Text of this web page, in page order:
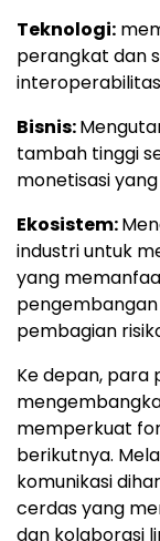
Teknologi:
perangkat dan
Bisnis:
tambah tinggi
monetisasi
Ekosistem:
industri untuk
yang
pembagian
Ke depan, para
memperkuat
berikutnya.
komunikasi
cerdas yang
dan kolaborasi